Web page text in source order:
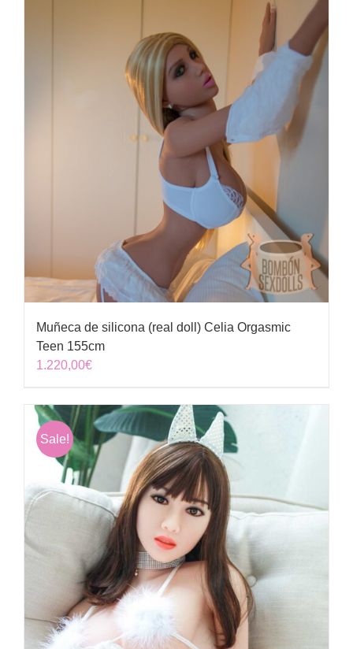
1.220,00€.
Muñeca de silicona (real doll) Celia Orgasmic
Teen 155cm
1.220,00€
Sale!